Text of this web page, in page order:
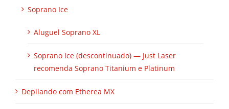
Soprano Ice
Aluguel Soprano XL
Soprano Ice (descontinuado) — Just Laser
recomenda Soprano Titanium e Platinum
Depilando com Etherea MX